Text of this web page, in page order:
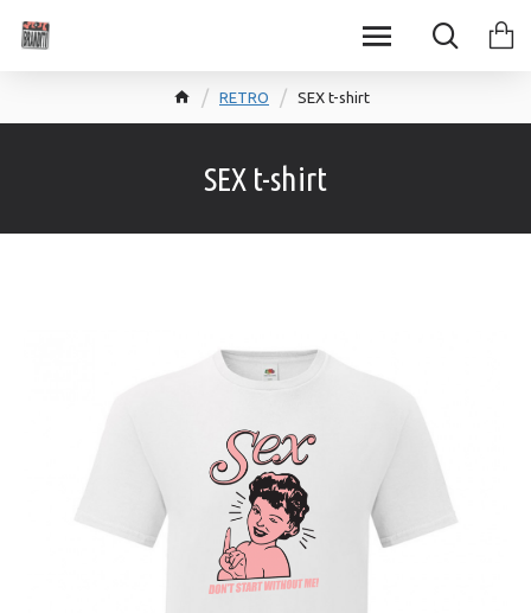
RETRO SEX t-shirt
SEX t-shirt